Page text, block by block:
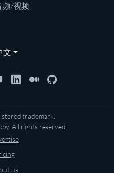
频/视频
文
trademark.
. All rights reserved.
us